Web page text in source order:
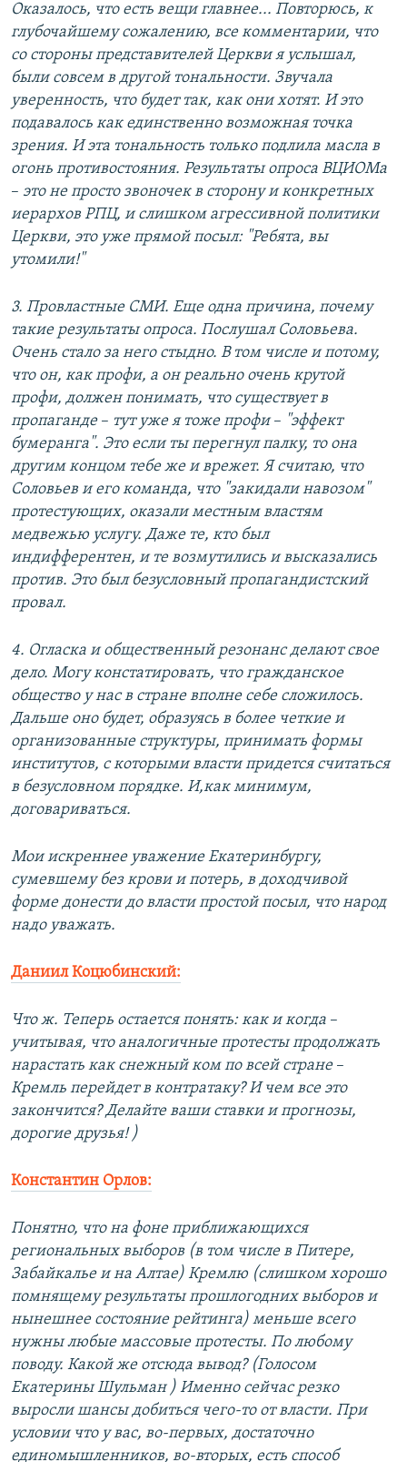
Оказалось, что есть вещи главнее... Повторюсь, к
глубочайшему сожалению, все комментарии, что
со стороны представителей Церкви я услышал,
были совсем в другой тональности. Звучала
уверенность, что будет так, как они хотят. И это
подавалось как единственно возможная точка
зрения. И эта тональность только подлила масла в
огонь противостояния. Результаты опроса ВЦИОМа
–​ это не просто звоночек в сторону и конкретных
иерархов РПЦ, и слишком агрессивной политики
Церкви, это уже прямой посыл: "Ребята, вы
утомили!"
3. Провластные СМИ. Еще одна причина, почему
такие результаты опроса. Послушал Соловьева.
Очень стало за него стыдно. В том числе и потому,
что он, как профи, а он реально очень крутой
профи, должен понимать, что существует в
пропаганде –​ тут уже я тоже профи–​ "эффект
бумеранга". Это если ты перегнул палку, то она
другим концом тебе же и врежет. Я считаю, что
Соловьев и его команда, что "закидали навозом"
протестующих, оказали местным властям
медвежью услугу. Даже те, кто был
индифферентен, и те возмутились и высказались
против. Это был безусловный пропагандистский
провал.
4. Огласка и общественный резонанс делают свое
дело. Могу констатировать, что гражданское
общество у нас в стране вполне себе сложилось.
Дальше оно будет, образуясь в более четкие и
организованные структуры, принимать формы
институтов, с которыми власти придется считаться
в безусловном порядке. И,как минимум,
договариваться.
Мои искреннее уважение Екатеринбургу,
сумевшему без крови и потерь, в доходчивой
форме донести до власти простой посыл, что народ
надо уважать.
Даниил Коцюбинский:
Что ж. Теперь остается понять: как и когда –​
учитывая, что аналогичные протесты продолжать
нарастать как снежный ком по всей стране –​
Кремль перейдет в контратаку? И чем все это
закончится? Делайте ваши ставки и прогнозы,
дорогие друзья! )
Константин Орлов:
Понятно, что на фоне приближающихся
региональных выборов (в том числе в Питере,
Забайкалье и на Алтае) Кремлю (слишком хорошо
помнящему результаты прошлогодних выборов и
нынешнее состояние рейтинга) меньше всего
нужны любые массовые протесты. По любому
поводу. Какой же отсюда вывод? (Голосом
Екатерины Шульман ) Именно сейчас резко
выросли шансы добиться чего-то от власти. При
условии что у вас, во-первых, достаточно
единомышленников, во-вторых, есть способ